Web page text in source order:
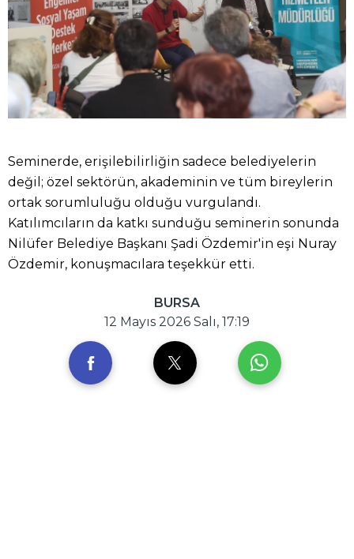
Seminerde, erişilebilirliğin sadece belediyelerin
değil; özel sektörün, akademinin ve tüm bireylerin
ortak sorumluluğu olduğu vurgulandı.
Katılımcıların da katkı sunduğu seminerin sonunda
Nilüfer Belediye Başkanı Şadi Özdemir'in eşi Nuray
Özdemir, konuşmacılara teşekkür etti.
BURSA
12 Mayıs 2026 Salı, 17:19